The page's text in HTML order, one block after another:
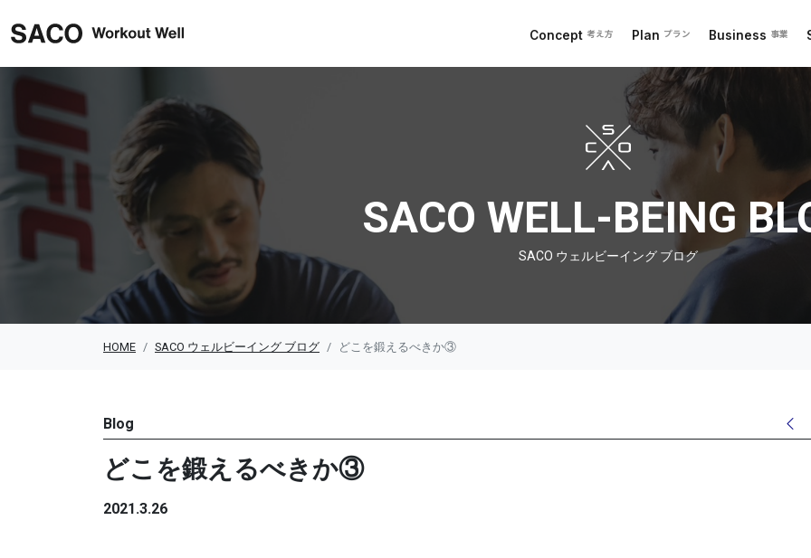
Concept 考え方 Plan プラン Business 事業
SACO ウェルビーイング ブログ
SACO WELL-BEING
SACO ウェルビーイング ブログ
HOME SACO ウェルビーイング ブログ どこを鍛えるべきか③
Blog
どこを鍛えるべきか③
2021.3.26